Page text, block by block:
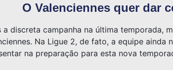
O Valenciennes quer dar
a discreta campanha na última temporada,
Na Ligue 2, de fato, a equipe
na preparação para esta nova